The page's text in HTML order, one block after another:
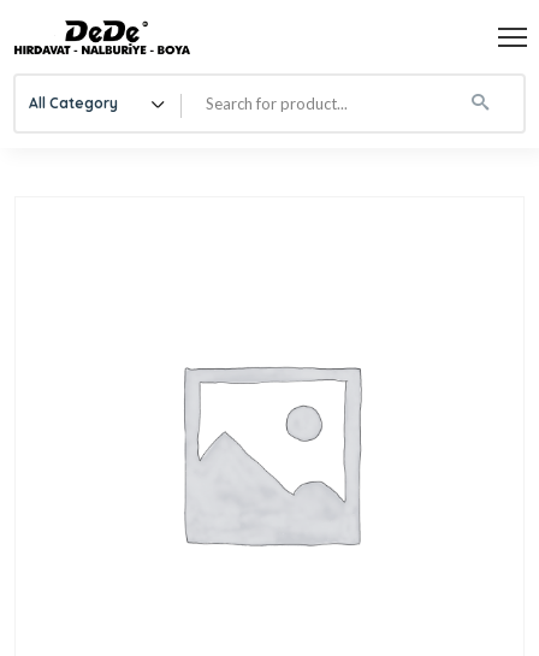
All Category